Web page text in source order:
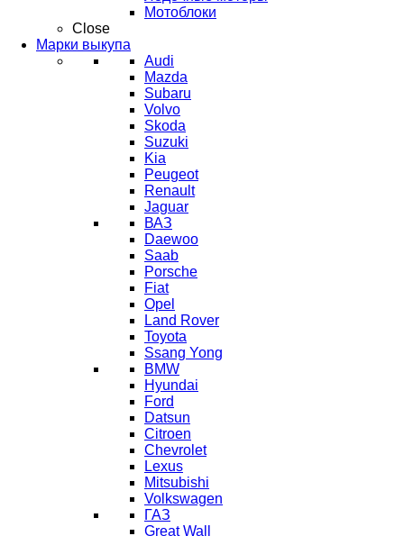
Мотоблоки
Close
Марки выкупа
Audi
Mazda
Subaru
Volvo
Skoda
Suzuki
Kia
Peugeot
Renault
Jaguar
ВАЗ
Daewoo
Saab
Porsche
Fiat
Opel
Land Rover
Toyota
Ssang Yong
BMW
Hyundai
Ford
Datsun
Citroen
Chevrolet
Lexus
Mitsubishi
Volkswagen
ГАЗ
Great Wall